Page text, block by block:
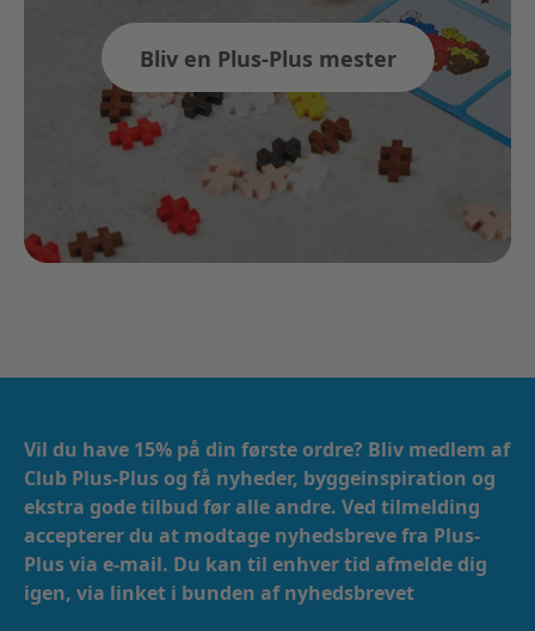
Bliv en Plus-Plus mester
Vil du have 15% på din første ordre? Bliv medlem af
Club Plus-Plus og få nyheder, byggeinspiration og
ekstra gode tilbud før alle andre. Ved tilmelding
accepterer du at modtage nyhedsbreve fra Plus-
Plus via e-mail. ​​ Du kan til enhver tid afmelde dig
igen, via linket i bunden af nyhedsbrevet